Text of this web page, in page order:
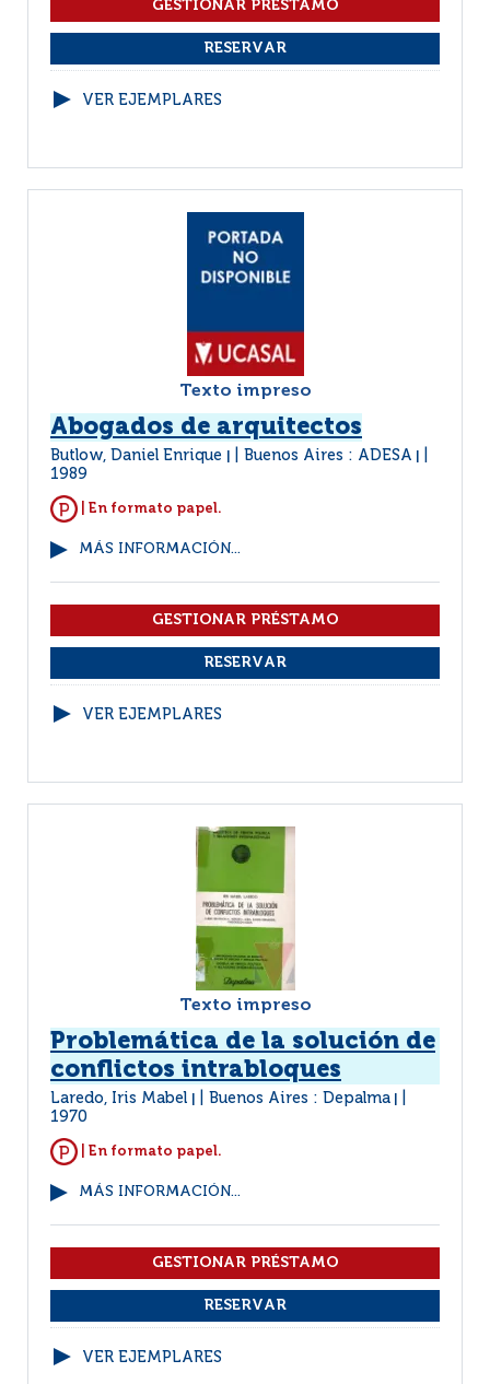
VER EJEMPLARES
Texto impreso
Abogados de arquitectos
Butlow, Daniel Enrique Buenos Aires : ADESA
1989
| En formato papel.
MÁS INFORMACIÓN...
VER EJEMPLARES
Texto impreso
Problemática de la solución de
conflictos intrabloques
Laredo, Iris Mabel Buenos Aires : Depalma
1970
| En formato papel.
MÁS INFORMACIÓN...
VER EJEMPLARES